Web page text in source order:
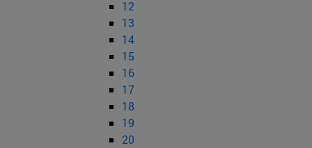
12
13
14
15
16
17
18
19
20